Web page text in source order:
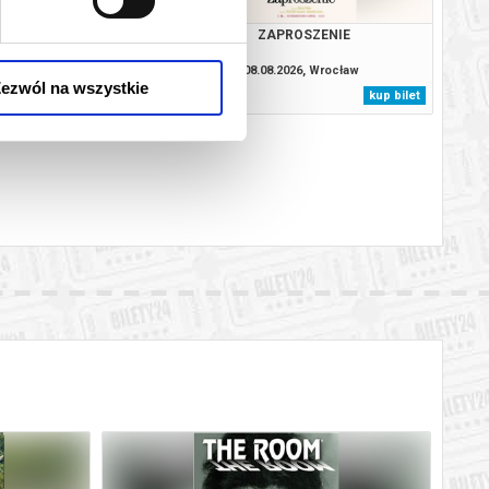
na wszystkie
kup bilet
ZAPROSZENIE
08.08.2026, Wrocław
kup bilet